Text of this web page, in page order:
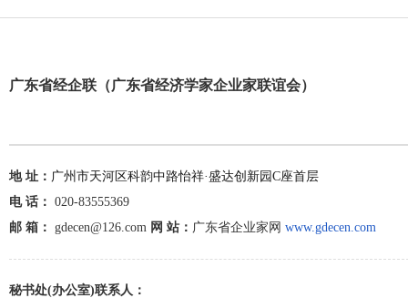
广东省经企联 （广东省经济学家企业家联谊会）
地 址： 广州市天河区科韵中路怡祥·盛达创新园C座首层
电 话： 020-83555369
邮 箱： gdecen@126.com 网 站： 广东省企业家网 www.gdecen.com
秘书处(办公室)联系人：